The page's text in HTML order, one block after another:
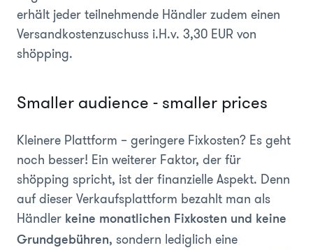
erhält jeder teilnehmende Händler zudem einen
Versandkostenzuschuss i.H.v. 3,30 EUR von
shöpping.
Smaller audience - smaller prices
Kleinere Plattform – geringere Fixkosten? Es geht
noch besser! Ein weiterer Faktor, der für
shöpping spricht, ist der finanzielle Aspekt. Denn
auf dieser Verkaufsplattform bezahlt man als
Händler keine monatlichen Fixkosten und keine
Grundgebühren, sondern lediglich eine